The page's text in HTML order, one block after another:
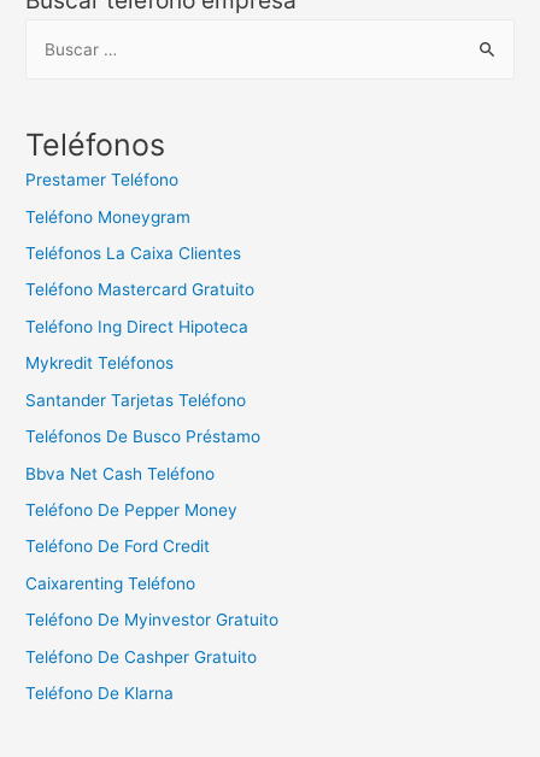
c
:
Teléfonos
Prestamer Teléfono
Teléfono Moneygram
Teléfonos La Caixa Clientes
Teléfono Mastercard Gratuito
Teléfono Ing Direct Hipoteca
Mykredit Teléfonos
Santander Tarjetas Teléfono
Teléfonos De Busco Préstamo
Bbva Net Cash Teléfono
Teléfono De Pepper Money
Teléfono De Ford Credit
Caixarenting Teléfono
Teléfono De Myinvestor Gratuito
Teléfono De Cashper Gratuito
Teléfono De Klarna